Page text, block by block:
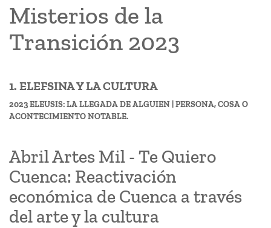
Misterios de la
Transición 2023
1. ELEFSINA Y LA CULTURA
2023 ELEUSIS: LA LLEGADA DE ALGUIEN | PERSONA, COSA O
ACONTECIMIENTO NOTABLE.
Abril Artes Mil - Te Quiero
Cuenca: Reactivación
económica de Cuenca a través
del arte y la cultura